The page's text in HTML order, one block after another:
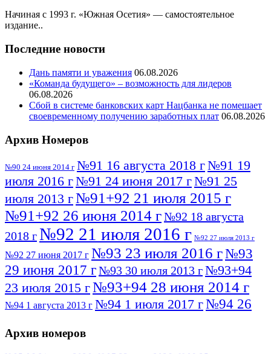
Начиная с 1993 г. «Южная Осетия» — самостоятельное
издание..
Последние новости
Дань памяти и уважения 06.08.2026
«Команда будущего» – возможность для лидеров
06.08.2026
Сбой в системе банковских карт Нацбанка не помешает
своевременному получению заработных плат 06.08.2026
Архив Номеров
№90 24 июня 2014 г №91 16 августа 2018 г№91 19
июля 2016 г№91 24 июня 2017 г№91 25
июля 2013 г№91+92 21 июля 2015 г
№91+92 26 июня 2014 г№92 18 августа
2018 г№92 21 июля 2016 г №92 27 июля 2013 г
№92 27 июня 2017 г №93 23 июля 2016 г№93
29 июня 2017 г№93 30 июля 2013 г№93+94
23 июля 2015 г№93+94 28 июня 2014 г
№94 1 августа 2013 г №94 1 июля 2017 г№94 26
№95 7 августа 2012 г
Архив номеров